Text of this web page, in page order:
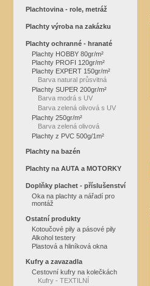
Plachtovina - role, metráž
Plachty výroba na zakázku
Plachty ochranné - hranaté
Plachty HOBBY 80gr/m²
Plachty PROFI 120gr/m²
Plachty EXPERT 150gr/m²
Barva natural průsvitná
Plachty SUPER 200gr/m²
Barva modrá s UV
Barva zelená olivová s UV
Plachty 250gr/m²
Barva zelená olivová
Plachty z PVC 500g/1m²
Plachty na bazén
Plachty na AUTA a MOTORKY
Doplňky plachet - příslušenství
Oka na plachty a nářadí pro
montáž
Ostatní produkty
Kotoučové pily a pásové pily
Alkohol testery
Plastová a hliníková okna
Kufry a zavazadla
Cestovní kufry na kolečkách
Kufry - TEXTILNÍ